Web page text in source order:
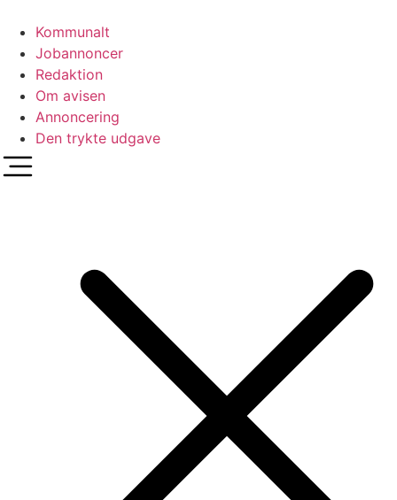
indhold
Kommunalt
Jobannoncer
Redaktion
Om avisen
Annoncering
Den trykte udgave